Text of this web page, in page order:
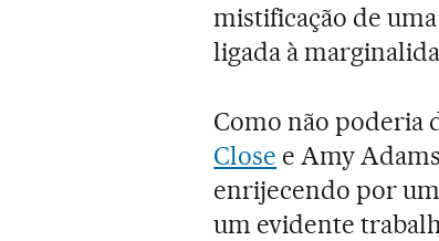
mistificação de
ligada à
Como não poderia
Close e Amy
enrijecendo por
um evidente